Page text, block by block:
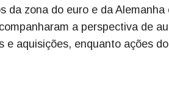
da zona do euro e da
a perspectiva de
e aquisições, enquanto ações